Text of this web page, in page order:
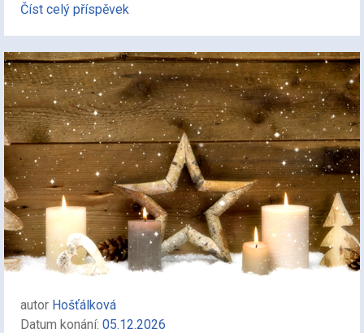
Číst celý příspěvek
autor Hošťálková
Datum konání: 05.12.2026